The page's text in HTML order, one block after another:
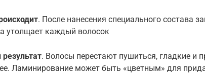
. После нанесения специального состава
утолщает каждый волосок
результат. Волосы перестают пушиться, гладкие и
Ламинирование может быть «цветным» для